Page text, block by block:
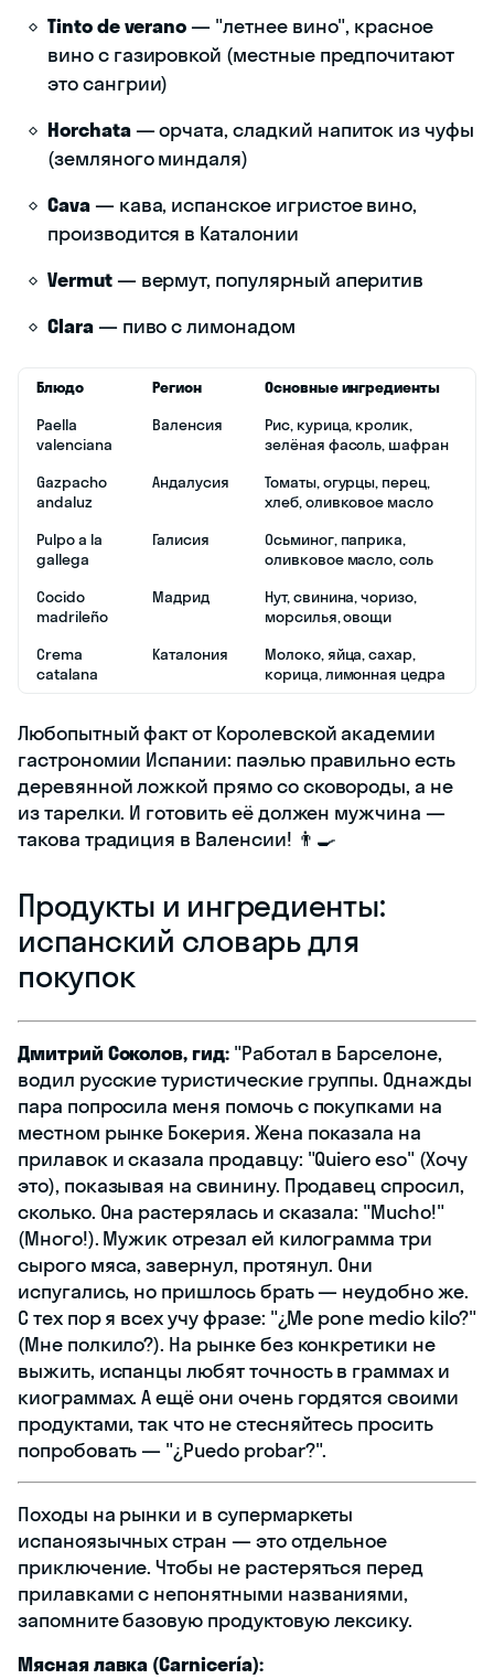
Tinto de verano— "летнее вино", красное
вино с газировкой (местные предпочитают
это сангрии)
Horchata— орчата, сладкий напиток из чуфы
(земляного миндаля)
Cava— кава, испанское игристое вино,
производится в Каталонии
Vermut— вермут, популярный аперитив
Clara— пиво с лимонадом
Блюдо Регион
Основные ингредиенты
Paella
valenciana
Валенсия
Рис, курица, кролик,
зелёная фасоль, шафран
Gazpacho
andaluz
Андалусия
Томаты, огурцы, перец,
хлеб, оливковое масло
Pulpo a la
gallega
Галисия
Осьминог, паприка,
оливковое масло, соль
Cocido
madrileño
Мадрид
Нут, свинина, чоризо,
морсилья, овощи
Crema
catalana
Каталония
Молоко, яйца, сахар,
корица, лимонная цедра
Любопытный факт от Королевской академии
гастрономии Испании: паэлью правильно есть
деревянной ложкой прямо со сковороды, а не
из тарелки. И готовить её должен мужчина —
такова традиция в Валенсии! 👨‍🍳
Продукты и ингредиенты:
испанский словарь для
покупок
Дмитрий Соколов, гид:"Работал в Барселоне,
водил русские туристические группы. Однажды
пара попросила меня помочь с покупками на
местном рынке Бокерия. Жена показала на
прилавок и сказала продавцу: "Quiero eso" (Хочу
это), показывая на свинину. Продавец спросил,
сколько. Она растерялась и сказала: "Mucho!"
(Много!). Мужик отрезал ей килограмма три
сырого мяса, завернул, протянул. Они
испугались, но пришлось брать — неудобно же.
С тех пор я всех учу фразе: "¿Me pone medio kilo?"
(Мне полкило?). На рынке без конкретики не
выжить, испанцы любят точность в граммах и
киограммах. А ещё они очень гордятся своими
продуктами, так что не стесняйтесь просить
попробовать — "¿Puedo probar?".
Походы на рынки и в супермаркеты
испаноязычных стран — это отдельное
приключение. Чтобы не растеряться перед
прилавками с непонятными названиями,
запомните базовую продуктовую лексику.
Мясная лавка (Carnicería):